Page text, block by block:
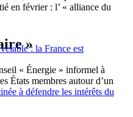
en février : l’ « alliance du
: la France est
»
« Énergie » informel à
États membres autour d’un
à défendre les intérêts du